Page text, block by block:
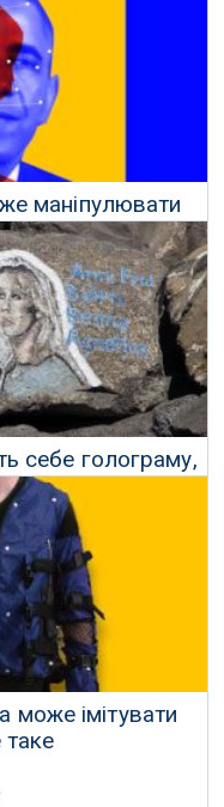
маніпулювати
відео
себе голограму,
може імітувати
таке